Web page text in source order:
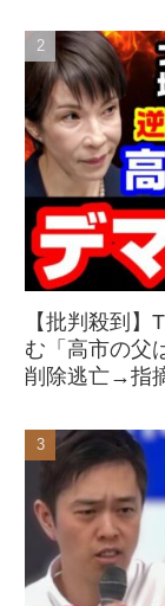
【批判殺到
む「高市の父
削除逃亡→指